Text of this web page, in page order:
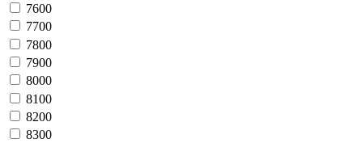
7600
7700
7800
7900
8000
8100
8200
8300